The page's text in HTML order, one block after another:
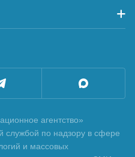
агентство»
службой по надзору в сфере
и массовых